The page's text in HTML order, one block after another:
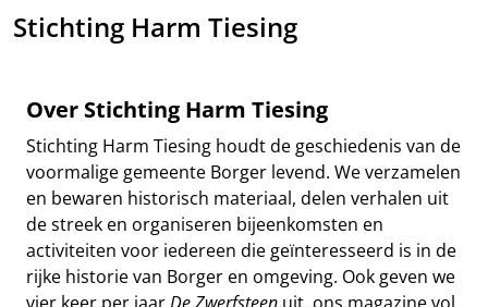
Stichting Harm Tiesing
Over Stichting Harm Tiesing
Stichting Harm Tiesing houdt de geschiedenis van de
voormalige gemeente Borger levend. We verzamelen
en bewaren historisch materiaal, delen verhalen uit
de streek en organiseren bijeenkomsten en
activiteiten voor iedereen die geïnteresseerd is in de
rijke historie van Borger en omgeving. Ook geven we